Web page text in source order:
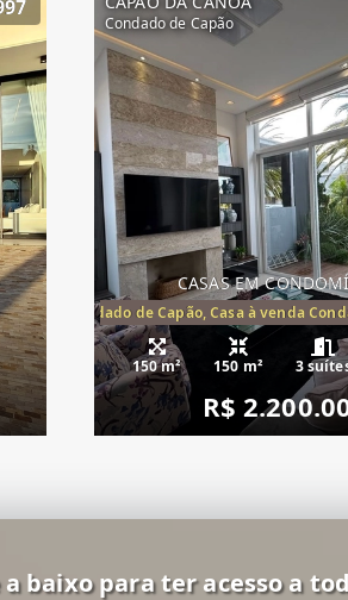
Condado de Capão
CASAS EM
Capão, Condado de Capão, Casa à venda
150 m² 150 m² 3
R$
a baixo para ter acesso a